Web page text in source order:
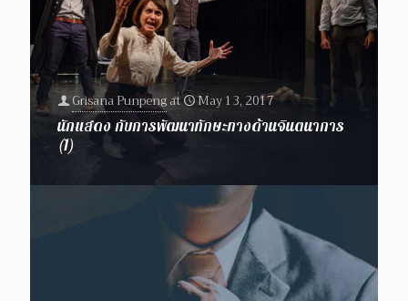
Grisana Punpengat
May 13, 2017
นักแสดง กับการพัฒนาทักษะทางด้านจินตนาการ
(1)